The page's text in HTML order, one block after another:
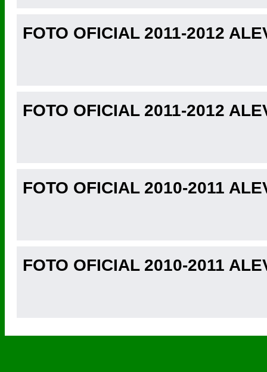
FOTO OFICIAL 2011-2012
FOTO OFICIAL 2011-2012
FOTO OFICIAL 2010-2011
FOTO OFICIAL 2010-2011